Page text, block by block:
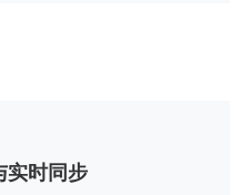
实时同步